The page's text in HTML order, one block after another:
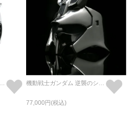
機動戦士ガンダム 逆襲のシャア νガンダム フェイスリング / 指輪 機動戦士ガンダム 逆襲のシャア サザビー フェイスリング / 指輪
77,000